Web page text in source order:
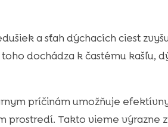
a sťah dýchacích ciest
dochádza k častému kašľu,
príčinám umožňuje
prostredí. Takto vieme výrazne